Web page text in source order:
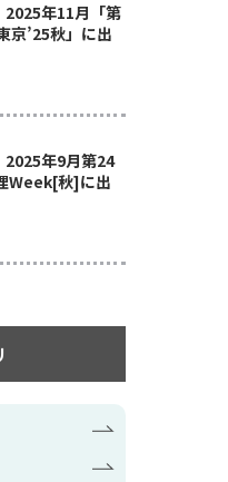
2025年11月「第
京’25秋」に出
2025年9月第24
Week[秋]に出